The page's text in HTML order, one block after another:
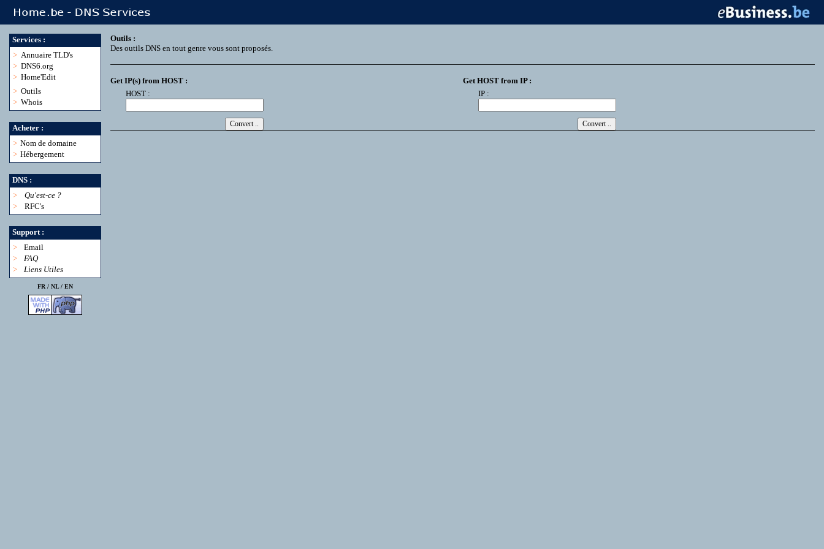
Services :
> Annuaire TLD's
> DNS6.org
> Home'Edit
> Outils
> Whois
Acheter :
> Nom de domaine
> Hébergement
DNS :
>
Qu'est-ce ?
>
RFC's
Support :
>
Email
>
FAQ
>
Liens Utiles
FR / NL/ EN
Outils :
Des outils DNS en tout genre vous sont proposés.
Get IP(s) from HOST :
HOST :
Get HOST from IP :
IP :